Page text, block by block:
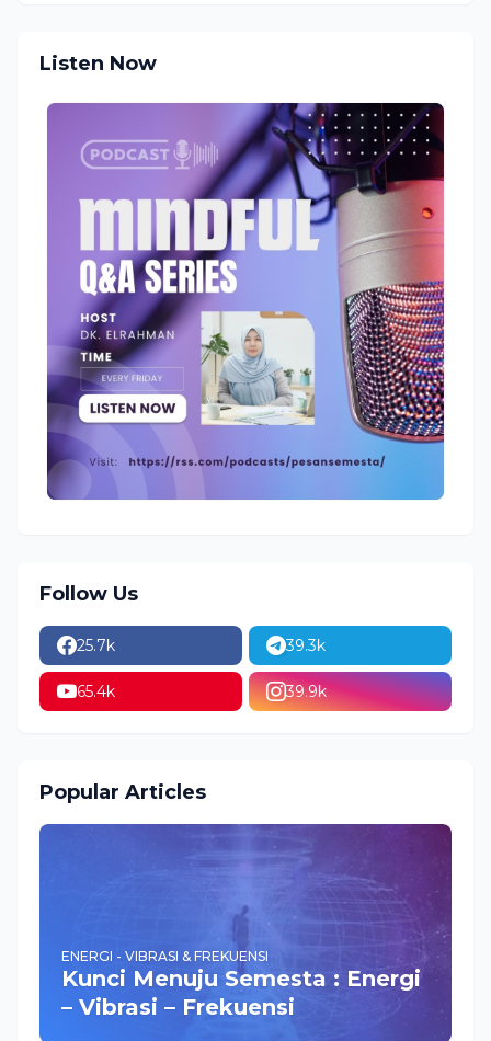
Listen Now
Follow Us
25.7k 39.3k
65.4k 39.9k
Popular Articles
ENERGI - VIBRASI & FREKUENSI
Kunci Menuju Semesta : Energi
– Vibrasi – Frekuensi